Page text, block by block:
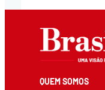
QUEM SOMOS